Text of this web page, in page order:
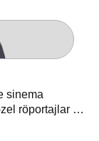
sinema
röportajlar 24